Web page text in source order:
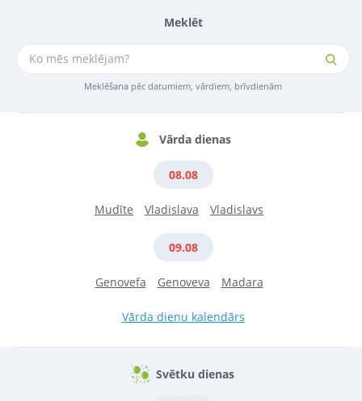
Meklēt
Meklēšana pēc datumiem, vārdiem, brīvdienām
Vārda dienas
08.08
Mudīte Vladislava Vladislavs
09.08
Genovefa Genoveva Madara
Vārda dienu kalendārs
Svētku dienas